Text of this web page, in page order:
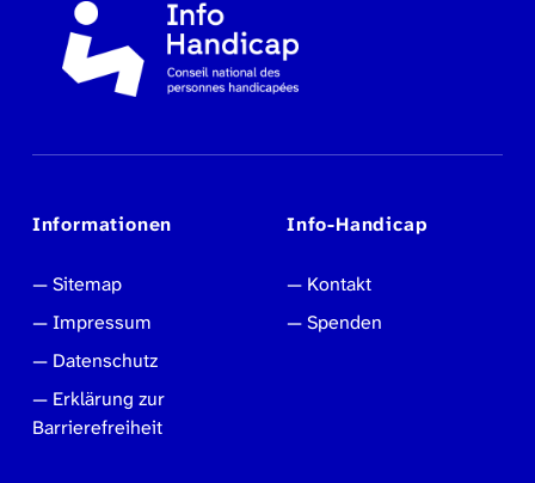
Informationen
Sitemap
Impressum
Datenschutz
Erklärung zur
Barrierefreiheit
Info-Handicap
Kontakt
Spenden